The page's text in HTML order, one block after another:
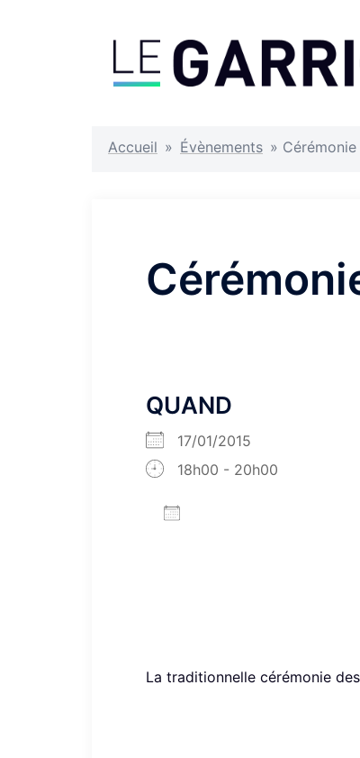
Accueil » Évènements »
QUAND
17/01/2015
18h00 - 20h00
La traditionnelle cérémonie